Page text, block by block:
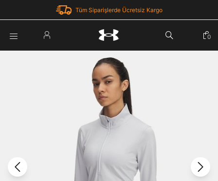
Tüm Siparişlerde Ücretsiz Kargo
Giriş Yap
0
Parola Yenileme
Parolayı Yenile
Giriş Sayfasına Dön
Zaten hesabın var mı? Giriş yap